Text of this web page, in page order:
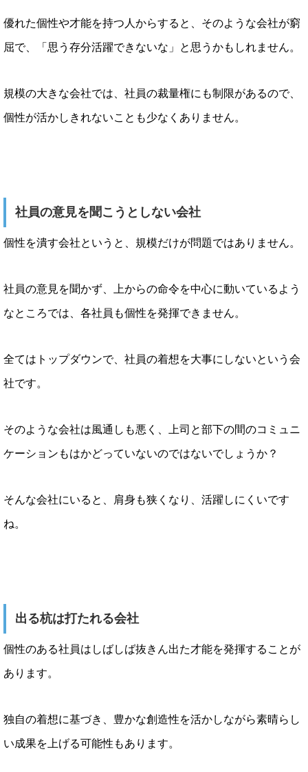
優れた個性や才能を持つ人からすると、そのような会社が窮
屈で、「思う存分活躍できないな」と思うかもしれません。
規模の大きな会社では、社員の裁量権にも制限があるので、
個性が活かしきれないことも少なくありません。
社員の意見を聞こうとしない会社
個性を潰す会社というと、規模だけが問題ではありません。
社員の意見を聞かず、上からの命令を中心に動いているよう
なところでは、各社員も個性を発揮できません。
全てはトップダウンで、社員の着想を大事にしないという会
社です。
そのような会社は風通しも悪く、上司と部下の間のコミュニ
ケーションもはかどっていないのではないでしょうか？
そんな会社にいると、肩身も狭くなり、活躍しにくいです
ね。
出る杭は打たれる会社
個性のある社員はしばしば抜きん出た才能を発揮することが
あります。
独自の着想に基づき、豊かな創造性を活かしながら素晴らし
い成果を上げる可能性もあります。